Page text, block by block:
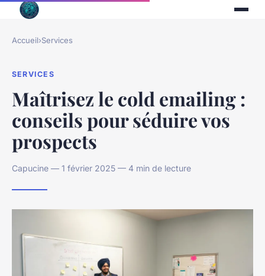
Accueil›Services
SERVICES
Maîtrisez le cold emailing :
conseils pour séduire vos
prospects
Capucine — 1 février 2025 — 4 min de lecture